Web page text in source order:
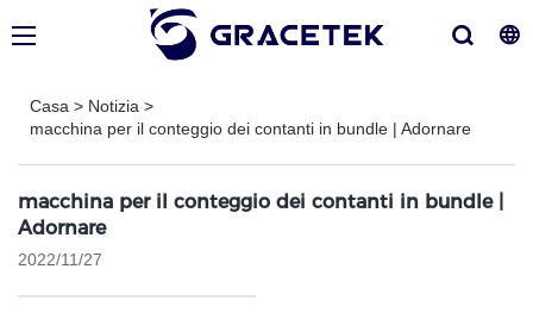
Casa > Notizia >
macchina per il conteggio dei contanti in bundle | Adornare
macchina per il conteggio dei contanti in bundle |
Adornare
2022/11/27